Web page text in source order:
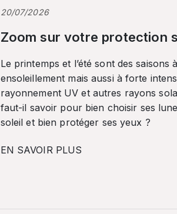
20/07/2026
Zoom sur votre protection
Le printemps et l’été sont des saisons
ensoleillement mais aussi à forte
rayonnement UV et autres rayons
faut-il savoir pour bien choisir ses
soleil et bien protéger ses yeux ?
EN SAVOIR PLUS